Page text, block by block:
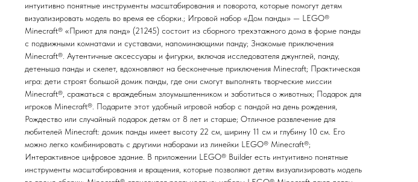
интуитивно понятные инструменты масштабирования и поворота, которые помогут детям
визуализировать модель во время ее сборки.; Игровой набор «Дом панды» — LEGO®
Minecraft® «Приют для панд» (21245) состоит из сборного трехэтажного дома в форме панды
с подвижными комнатами и суставами, напоминающими панду; Знакомые приключения
Minecraft®. Аутентичные аксессуары и фигурки, включая исследователя джунглей, панду,
детеныша панды и скелет, вдохновляют на бесконечные приключения Minecraft; Практическая
игра: дети строят большой домик панды, где они смогут выполнять творческие миссии
Minecraft®, сражаться с враждебным злоумышленником и заботиться о животных; Подарок для
игроков Minecraft®. Подарите этот удобный игровой набор с пандой на день рождения,
Рождество или случайный подарок детям от 8 лет и старше; Отличное развлечение для
любителей Minecraft: домик панды имеет высоту 22 см, ширину 11 см и глубину 10 см. Его
можно легко комбинировать с другими наборами из линейки LEGO® Minecraft®;
Интерактивное цифровое здание. В приложении LEGO® Builder есть интуитивно понятные
инструменты масштабирования и вращения, которые позволяют детям визуализировать модель